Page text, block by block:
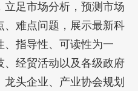
足市场分析，预测市场
、难点问题，展示最新科
指导性、可读性为一
、经贸活动以及各级政府
头企业、产业协会规划